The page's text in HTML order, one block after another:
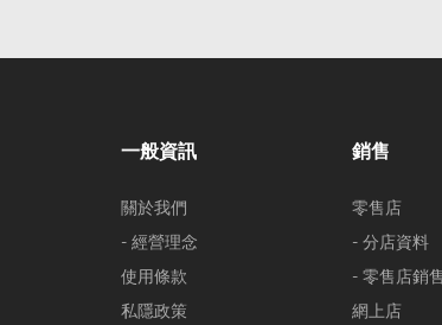
一般資訊
關於我們
- 經營理念
使用條款
私隱政策
銷售
零售店
- 分店資料
- 零售店銷
網上店